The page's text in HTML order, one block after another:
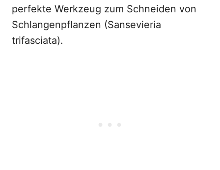
perfekte Werkzeug zum Schneiden von
Schlangenpflanzen (Sansevieria
trifasciata).